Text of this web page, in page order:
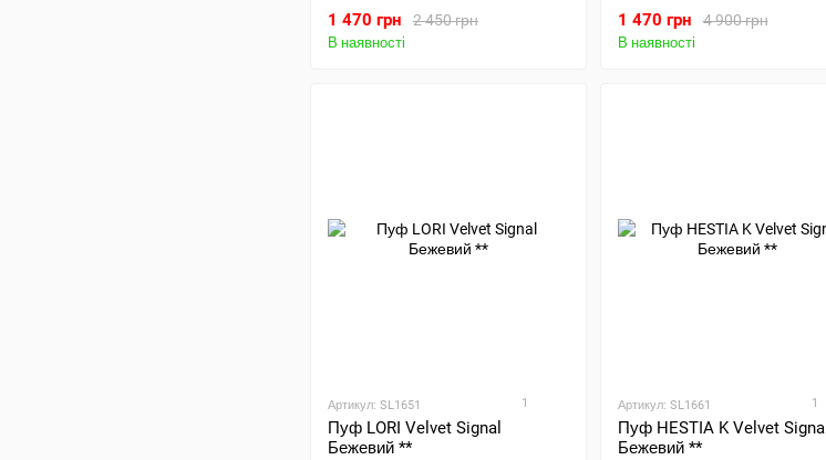
2 450 грн
1 470 грн
В наявності
4 900 грн
1 470 грн
В наявності
Артикул: SL1651 1
Пуф LORI Velvet Signal
Бежевий **
Артикул: SL1661 1
Пуф HESTIA K Velvet Signal
Бежевий **